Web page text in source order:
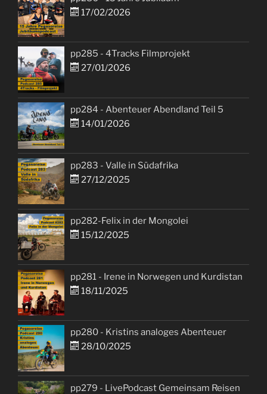
17/02/2026
pp285 - 4Tracks Filmprojekt
27/01/2026
pp284 - Abenteuer Abendland Teil 5
14/01/2026
pp283 - Valle in Südafrika
27/12/2025
pp282-Felix in der Mongolei
15/12/2025
pp281 - Irene in Norwegen und Kurdistan
18/11/2025
pp280 - Kristins analoges Abenteuer
28/10/2025
pp279 - LivePodcast Gemeinsam Reisen